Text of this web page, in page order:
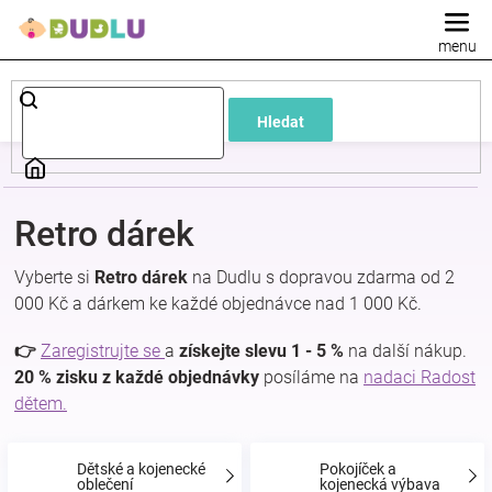
Hledat
Dětské
a
a
Retro dárek
Vyberte si Retro dárek na Dudlu s dopravou zdarma od 2
000 Kč a dárkem ke každé objednávce nad 1 000 Kč.
👉 Zaregistrujte se a získejte slevu 1 - 5 % na další nákup.
20 % zisku z každé objednávky posíláme na nadaci Radost
dětem.
Dětské a kojenecké
oblečení
Pokojíček a
kojenecká výbava